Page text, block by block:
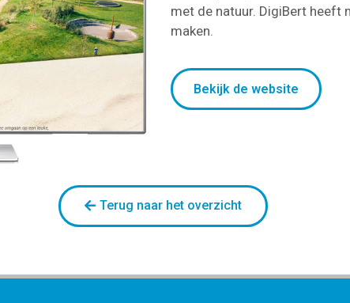
met de natuur. DigiBert heeft
maken.
Bekijk de website
Terug naar het overzicht